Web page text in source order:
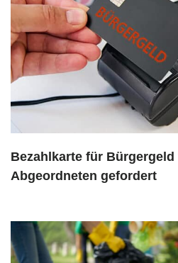
Bezahlkarte für Bürgergeld
Abgeordneten gefordert